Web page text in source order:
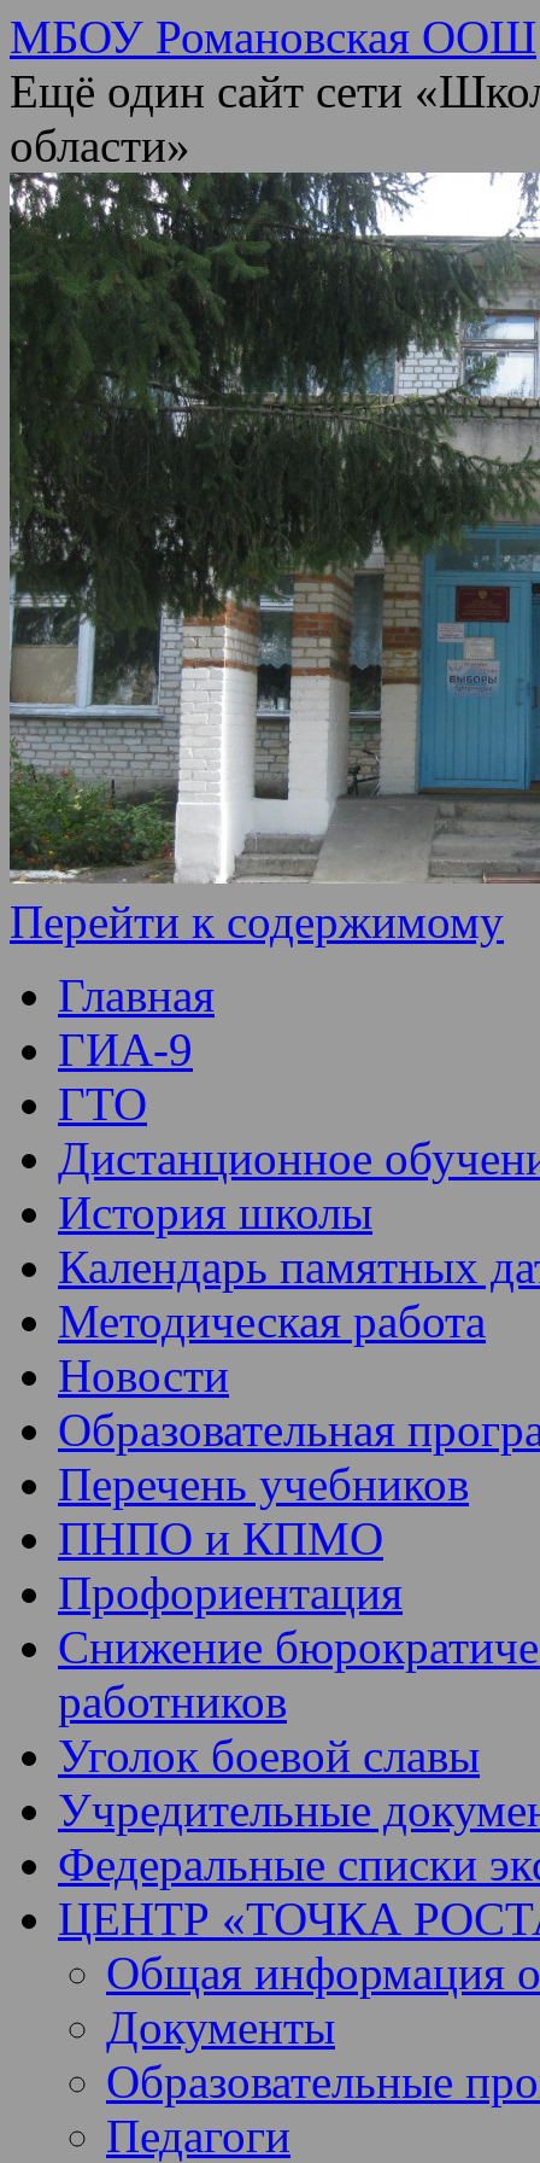
МБОУ Романовская ООШ
Ещё один сайт сети
области»
Перейти к содержимому
Главная
ГИА-9
ГТО
Дистанционное
История школы
Календарь памятных
Методическая работа
Новости
Образовательная
Перечень учебников
ПНПО и КПМО
Профориентация
Снижение
работников
Уголок боевой славы
Учредительные
Федеральные списки
ЦЕНТР «ТОЧКА
Общая информация о
Документы
Образовательные
Педагоги